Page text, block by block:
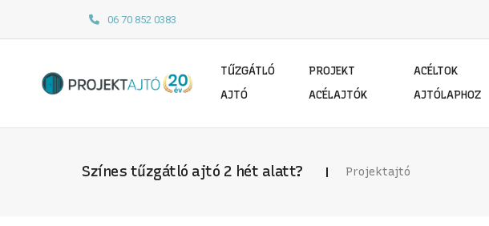
06 70 852 0383
TŰZGÁTLÓ
AJTÓ
PROJEKT
ACÉLAJTÓK
ACÉLTOK
AJTÓLAPHOZ
Színes tűzgátló ajtó 2 hét alatt? Projektajtó